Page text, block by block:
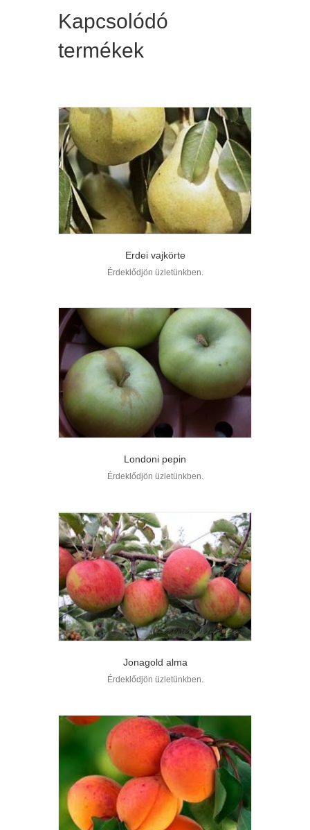
Kapcsolódó
termékek
Erdei vajkörte
Érdeklődjön üzletünkben.
Londoni pepin
Érdeklődjön üzletünkben.
Jonagold alma
Érdeklődjön üzletünkben.